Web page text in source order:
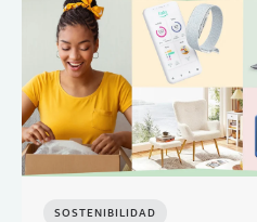
SOSTENIBILIDAD